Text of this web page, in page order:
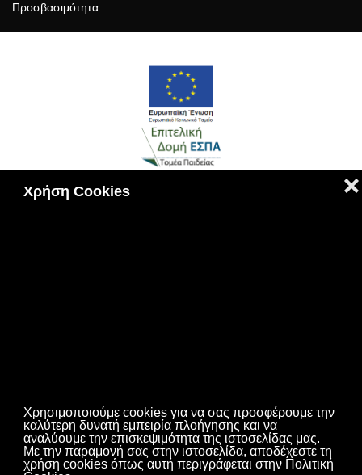
Χρήση Cookies
Χρησιμοποιούμε cookies για να σας προσφέρουμε την
καλύτερη δυνατή εμπειρία πλοήγησης και να
αναλύουμε την επισκεψιμότητα της ιστοσελίδας μας.
Με την παραμονή σας στην ιστοσελίδα, αποδέχεστε τη
χρήση cookies όπως αυτή περιγράφεται στην Πολιτική
❌
Προσβασιμότητα
ΕΚΠΑΙΔΕΥΣΗΣ,ΚΑΤΑΡΤΙΣΗΣ,ΔΙΑ ΒΙΟΥ ΜΑΘΗΣΗΣ ΚΑΙ
ΝΕΟΛΑΙΑΣ
Σχεδίαση - Ανάπτυξη Ιστοτόπου Τμήμα Α΄ Ηλεκτρονικής